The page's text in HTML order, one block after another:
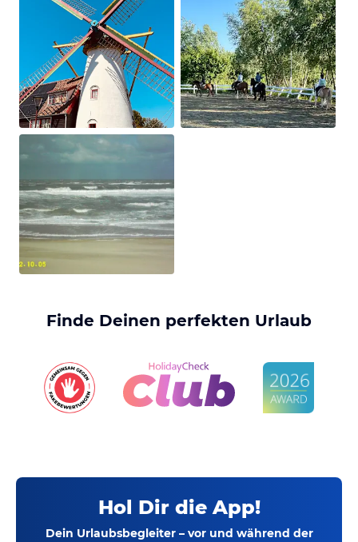
Finde Deinen perfekten Urlaub
Hol Dir die App!
Dein Urlaubsbegleiter – vor und während der